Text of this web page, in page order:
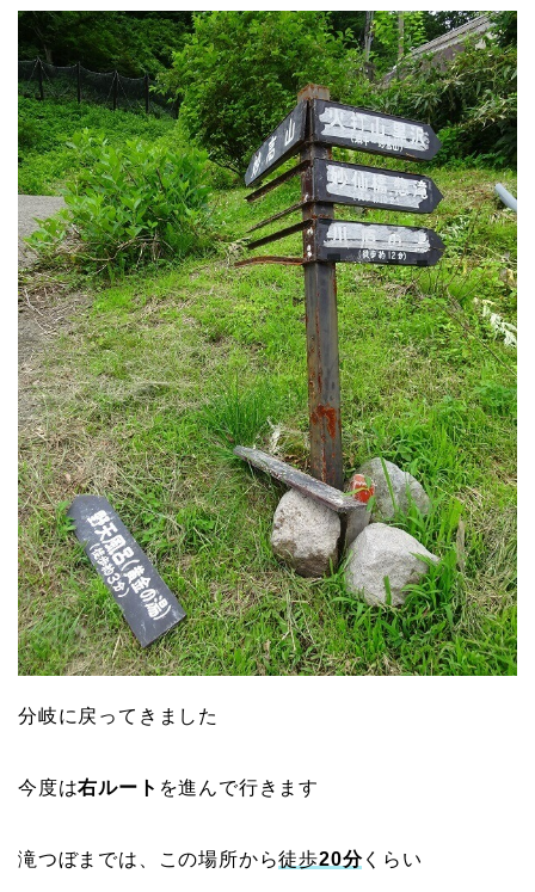
分岐に戻ってきました
今度は右ルート を進んで行きます
滝つぼまでは、この場所から徒歩20分くらい